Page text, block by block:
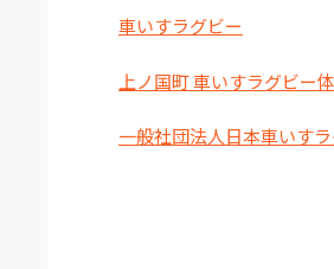
車いすラグビー
上ノ国町 車いすラグビー
一般社団法人日本車いす